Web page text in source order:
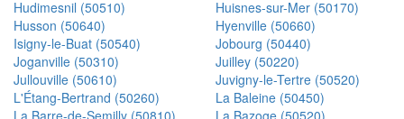
Hudimesnil (50510)
Huisnes-sur-Mer (50170)
Husson (50640)
Hyenville (50660)
Isigny-le-Buat (50540)
Jobourg (50440)
Joganville (50310)
Juilley (50220)
Jullouville (50610)
Juvigny-le-Tertre (50520)
L'Étang-Bertrand (50260)
La Baleine (50450)
La Barre-de-Semilly (50810)
La Bazoge (50520)